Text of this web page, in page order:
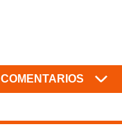
COMENTARIOS